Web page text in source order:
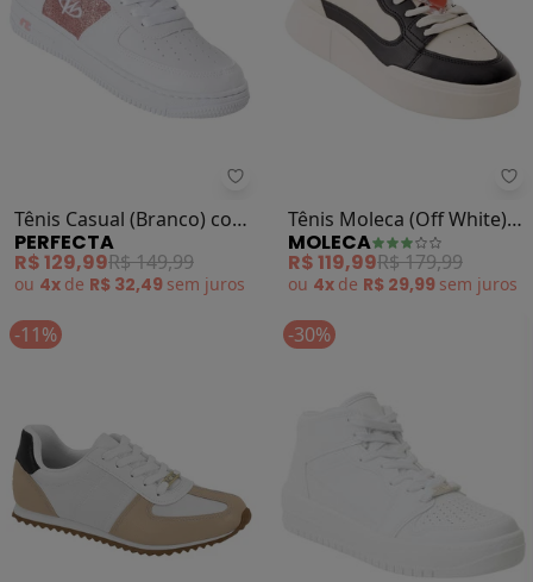
Perfecta - Tênis Casual (Branco)
Tênis Casual (Branco) com
Detalhe de Glitter
PERFECTA
R$ 129,99R$ 149,99
ou 4x de R$ 32,49 sem juros
Tênis Moleca (Off White)
em Sintético
MOLECA
R$ 119,99R$ 179,99
ou 4x de R$ 29,99 sem juros
-11% -30%